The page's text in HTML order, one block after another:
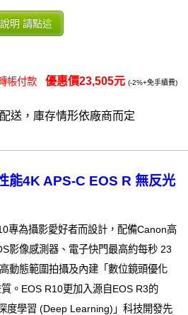
帳付款 優惠價23,505元 (-2%+免手續費)
送，庫存情形依廠商而定
能4K APS-C EOS R 無反光
專為攝影愛好者而設計，配備Canon高
影像感測器、電子快門最高約每秒 23
動態範圍拍攝及內建「數位鏡頭優化
。EOS R10更加入源自EOS R3的
度學習 (Deep Learning)」科技開發先